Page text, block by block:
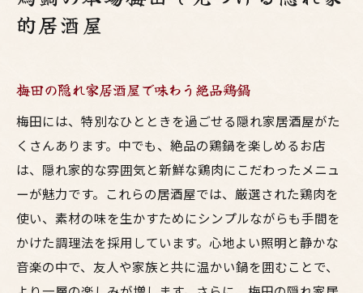
的居酒屋
梅田の隠れ家居酒屋で味わう絶品鶏鍋
梅田には、特別なひとときを過ごせる隠れ家居酒屋がた
くさんあります。中でも、絶品の鶏鍋を楽しめるお店
は、隠れ家的な雰囲気と新鮮な鶏肉にこだわったメニュ
ーが魅力です。これらの居酒屋では、厳選された鶏肉を
使い、素材の味を生かすためにシンプルながらも手間を
かけた調理法を採用しています。心地よい照明と静かな
音楽の中で、友人や家族と共に温かい鍋を囲むことで、